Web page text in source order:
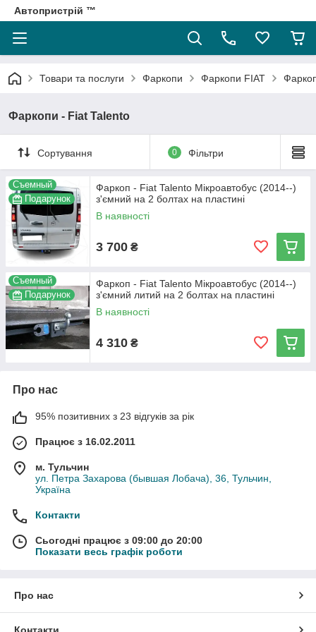
Автопристрій ™
Товари та послуги Фаркопи Фаркопи FIAT
Фаркопи - Fiat Talento
Сортування 0 Фільтри
Съемный
Подарунок
Фаркоп - Fiat Talento Мікроавтобус (2014--)
з'ємний на 2 болтах на пластині
В наявності
3 700 ₴
Съемный
Подарунок
Фаркоп - Fiat Talento Мікроавтобус (2014--)
з'ємний литий на 2 болтах на пластині
В наявності
4 310 ₴
Про нас
95% позитивних з 23 відгуків за рік
Працює з 16.02.2011
м. Тульчин
ул. Петра Захарова (бывшая Лобача), 36, Тульчин,
Україна
Контакти
Сьогодні працює з 09:00 до 20:00
Показати весь графік роботи
Про нас